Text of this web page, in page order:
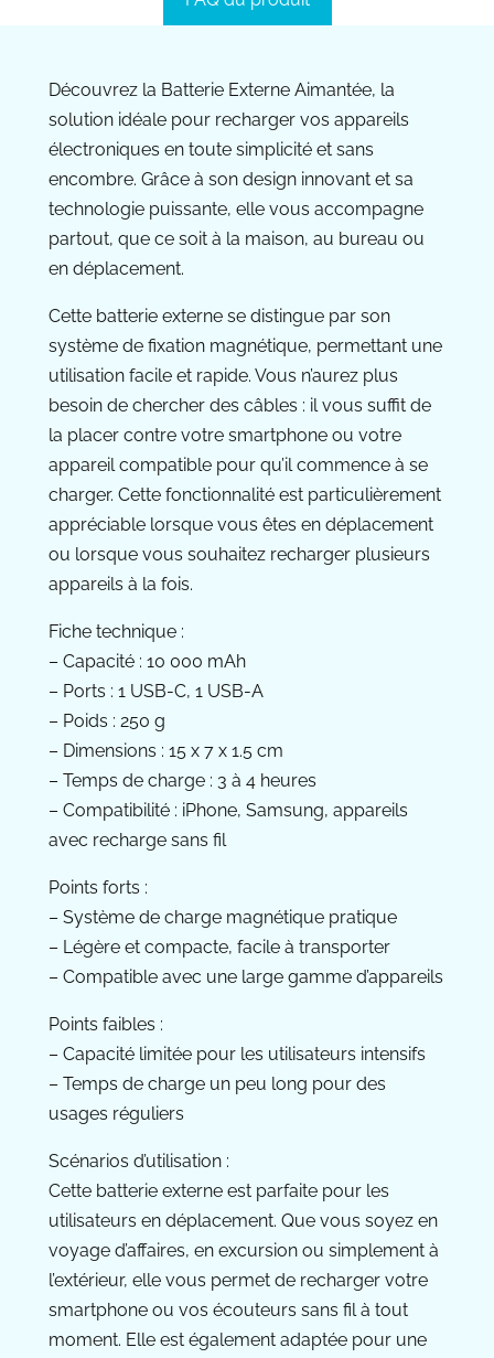
Découvrez la Batterie Externe Aimantée, la
solution idéale pour recharger vos appareils
électroniques en toute simplicité et sans
encombre. Grâce à son design innovant et sa
technologie puissante, elle vous accompagne
partout, que ce soit à la maison, au bureau ou
en déplacement.
Cette batterie externe se distingue par son
système de fixation magnétique, permettant une
utilisation facile et rapide. Vous n’aurez plus
besoin de chercher des câbles : il vous suffit de
la placer contre votre smartphone ou votre
appareil compatible pour qu’il commence à se
charger. Cette fonctionnalité est particulièrement
appréciable lorsque vous êtes en déplacement
ou lorsque vous souhaitez recharger plusieurs
appareils à la fois.
Fiche technique :
– Capacité : 10 000 mAh
– Ports : 1 USB-C, 1 USB-A
– Poids : 250 g
– Dimensions : 15 x 7 x 1.5 cm
– Temps de charge : 3 à 4 heures
– Compatibilité : iPhone, Samsung, appareils
avec recharge sans fil
Points forts :
– Système de charge magnétique pratique
– Légère et compacte, facile à transporter
– Compatible avec une large gamme d’appareils
Points faibles :
– Capacité limitée pour les utilisateurs intensifs
– Temps de charge un peu long pour des
usages réguliers
Scénarios d’utilisation :
Cette batterie externe est parfaite pour les
utilisateurs en déplacement. Que vous soyez en
voyage d’affaires, en excursion ou simplement à
l’extérieur, elle vous permet de recharger votre
smartphone ou vos écouteurs sans fil à tout
moment. Elle est également adaptée pour une